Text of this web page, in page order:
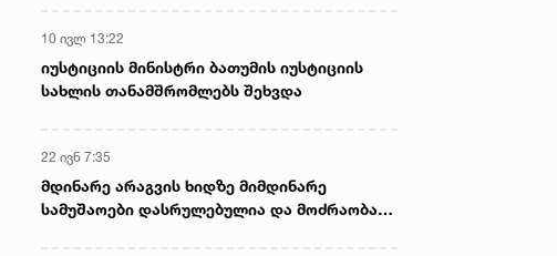
10 ივლ 13:22
იუსტიციის მინისტრი ბათუმის იუსტიციის
სახლის თანამშრომლებს შეხვდა
22 ივნ 7:35
მდინარე არაგვის ხიდზე მიმდინარე
სამუშაოები დასრულებულია და მოძრაობა